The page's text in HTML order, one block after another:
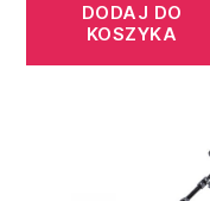
DODAJ DO
KOSZYKA